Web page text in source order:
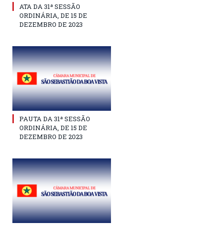
ATA DA 31ª SESSÃO
ORDINÁRIA, DE 15 DE
DEZEMBRO DE 2023
PAUTA DA 31ª SESSÃO
ORDINÁRIA, DE 15 DE
DEZEMBRO DE 2023